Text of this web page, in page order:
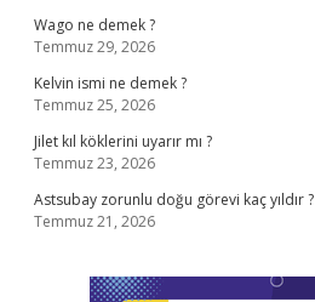
Wago ne demek ?
Temmuz 29, 2026
Kelvin ismi ne demek ?
Temmuz 25, 2026
Jilet kıl köklerini uyarır mı ?
Temmuz 23, 2026
Astsubay zorunlu doğu görevi kaç yıldır ?
Temmuz 21, 2026